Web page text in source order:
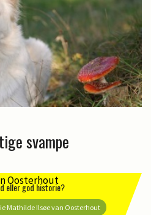
svampe
eller god historie?
Mathilde Ilsøe van Oosterhout